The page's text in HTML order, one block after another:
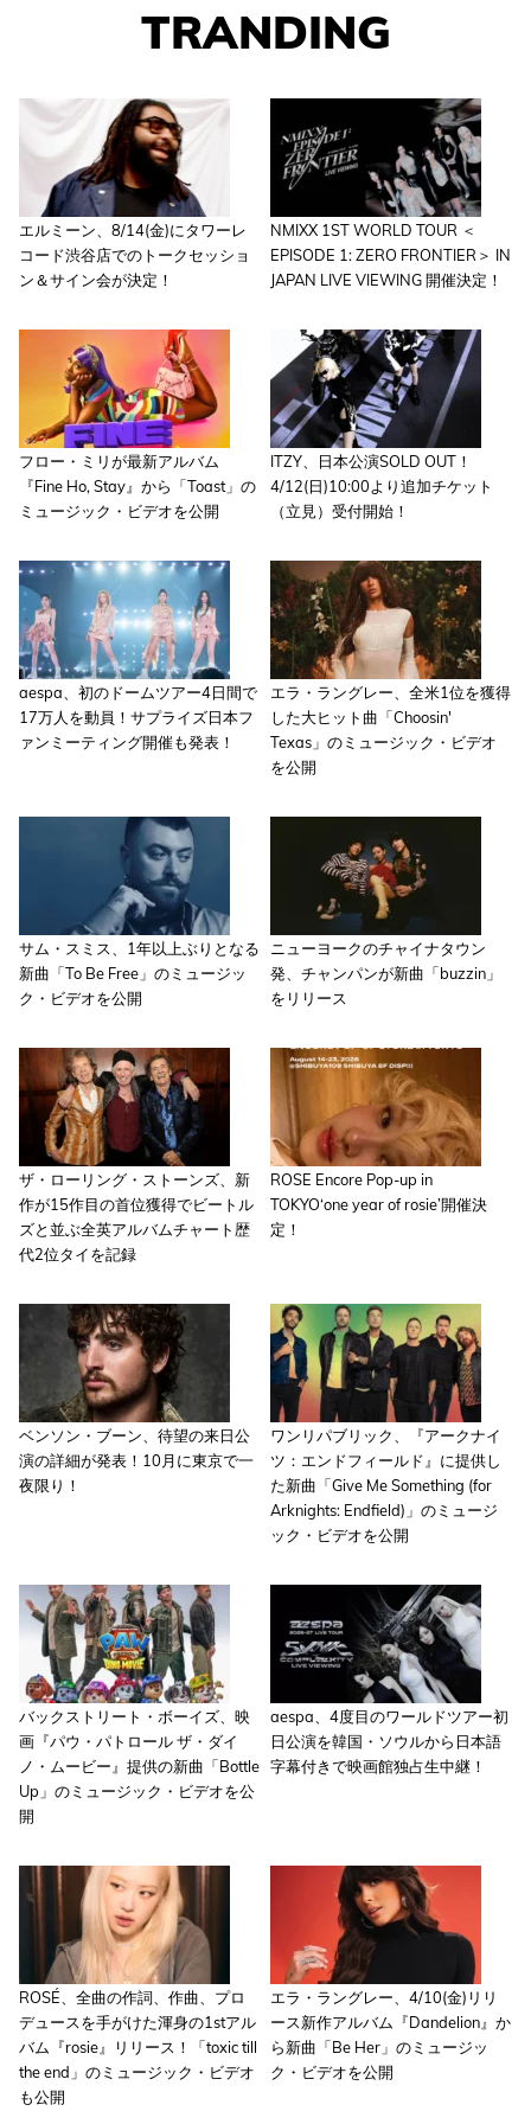
TRANDING
エルミーン、8/14(金)にタワーレ
コード渋谷店でのトークセッショ
ン＆サイン会が決定！
NMIXX 1ST WORLD TOUR ＜
EPISODE 1: ZERO FRONTIER＞ IN
JAPAN LIVE VIEWING 開催決定！
フロー・ミリが最新アルバム
『Fine Ho, Stay』から「Toast」の
ミュージック・ビデオを公開
ITZY、日本公演SOLD OUT！
4/12(日)10:00より追加チケット
（立見）受付開始！
aespa、初のドームツアー4日間で
17万人を動員！サプライズ日本フ
ァンミーティング開催も発表！
エラ・ラングレー、全米1位を獲得
した大ヒット曲「Choosin'
Texas」のミュージック・ビデオ
を公開
サム・スミス、1年以上ぶりとなる
新曲「To Be Free」のミュージッ
ク・ビデオを公開
ニューヨークのチャイナタウン
発、チャンパンが新曲「buzzin」
をリリース
ザ・ローリング・ストーンズ、新
作が15作目の首位獲得でビートル
ズと並ぶ全英アルバムチャート歴
代2位タイを記録
ROSE Encore Pop-up in
TOKYO‘one year of rosie’開催決
定！
ベンソン・ブーン、待望の来日公
演の詳細が発表！10月に東京で一
夜限り！
ワンリパブリック、『アークナイ
ツ：エンドフィールド』に提供し
た新曲「Give Me Something (for
Arknights: Endfield)」のミュージ
ック・ビデオを公開
バックストリート・ボーイズ、映
画『パウ・パトロール ザ・ダイ
ノ・ムービー』提供の新曲「Bottle
Up」のミュージック・ビデオを公
開
aespa、4度目のワールドツアー初
日公演を韓国・ソウルから日本語
字幕付きで映画館独占生中継！
ROSÉ、全曲の作詞、作曲、プロ
デュースを手がけた渾身の1stアル
バム『rosie』リリース！「toxic till
the end」のミュージック・ビデオ
も公開
エラ・ラングレー、4/10(金)リリ
ース新作アルバム『Dandelion』か
ら新曲「Be Her」のミュージッ
ク・ビデオを公開